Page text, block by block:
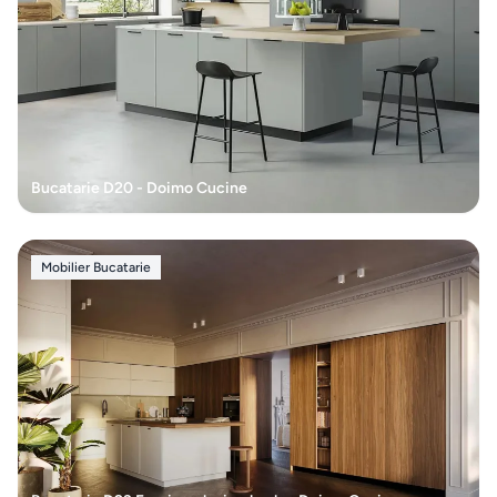
Sticlarie
si bar
Parfumuri
interior
Parfumuri
pentru
MOBILIER
EXTERIOR
Fotolii
puf &
Bucatarie D20 - Doimo Cucine
Mobilier Bucatarie